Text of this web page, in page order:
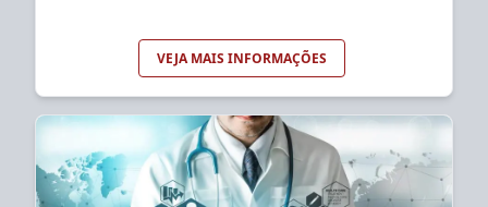
VEJA MAIS INFORMAÇÕES